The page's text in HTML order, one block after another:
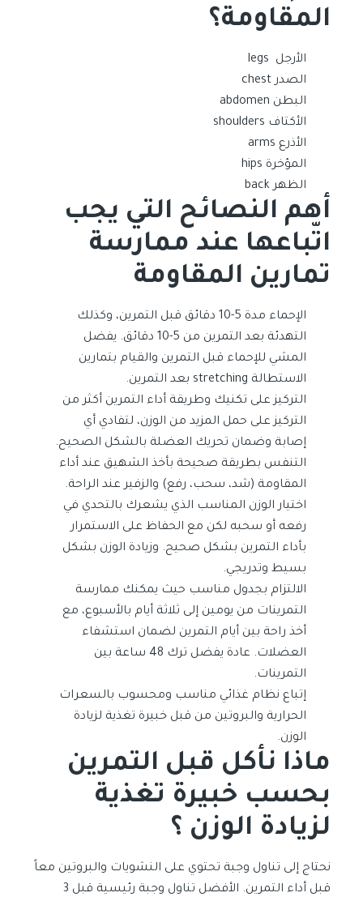
المقاومة؟
الأرجل legs
الصدر chest
البطن abdomen
الأكتاف shoulders
الأذرع arms
المؤخرة hips
الظهر back
أهم النصائح التي يجب
اتّباعها عند ممارسة
تمارين المقاومة
الإحماء مدة 5-10 دقائق قبل التمرين، وكذلك
التهدئة بعد التمرين من 5-10 دقائق. يفضل
المشي للإحماء قبل التمرين والقيام بتمارين
الاستطالة stretching بعد التمرين.
التركيز على تكنيك وطريقة أداء التمرين أكثر من
التركيز على حمل المزيد من الوزن، لتفادي أي
إصابة وضمان تحريك العضلة بالشكل الصحيح.
التنفس بطريقة صحيحة بأخذ الشهيق عند أداء
المقاومة (شد، سحب، رفع) والزفير عند الراحة.
اختيار الوزن المناسب الذي يشعرك بالتحدي في
رفعه أو سحبه لكن مع الحفاظ على الاستمرار
بأداء التمرين بشكل صحيح. وزيادة الوزن بشكل
بسيط وتدريجي.
الالتزام بجدول مناسب حيث يمكنك ممارسة
التمرينات من يومين إلى ثلاثة أيام بالأسبوع، مع
أخذ راحة بين أيام التمرين لضمان استشفاء
العضلات. عادة يفضل ترك 48 ساعة بين
التمرينات.
إتباع نظام غذائي مناسب ومحسوب بالسعرات
الحرارية والبروتين من قبل خبيرة تغذية لزيادة
الوزن.
ماذا نأكل قبل التمرين
بحسب خبيرة تغذية
لزيادة الوزن ؟
نحتاج إلى تناول وجبة تحتوي على النشويات والبروتين معاً
قبل أداء التمرين. الأفضل تناول وجبة رئيسية قبل 3